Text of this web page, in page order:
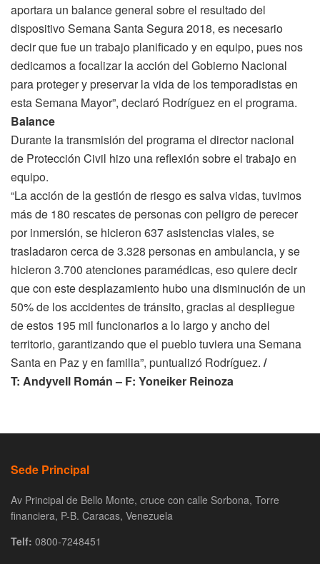
aportara un balance general sobre el resultado del
dispositivo Semana Santa Segura 2018, es necesario
decir que fue un trabajo planificado y en equipo, pues nos
dedicamos a focalizar la acción del Gobierno Nacional
para proteger y preservar la vida de los temporadistas en
esta Semana Mayor”, declaró Rodríguez en el programa.
Balance
Durante la transmisión del programa el director nacional
de Protección Civil hizo una reflexión sobre el trabajo en
equipo.
“La acción de la gestión de riesgo es salva vidas, tuvimos
más de 180 rescates de personas con peligro de perecer
por inmersión, se hicieron 637 asistencias viales, se
trasladaron cerca de 3.328 personas en ambulancia, y se
hicieron 3.700 atenciones paramédicas, eso quiere decir
que con este desplazamiento hubo una disminución de un
50% de los accidentes de tránsito, gracias al despliegue
de estos 195 mil funcionarios a lo largo y ancho del
territorio, garantizando que el pueblo tuviera una Semana
Santa en Paz y en familia”, puntualizó Rodríguez. /
T: Andyvell Román – F: Yoneiker Reinoza
Sede Principal
Av Principal de Bello Monte, cruce con calle Sorbona, Torre
financiera, P-B. Caracas, Venezuela
Telf: 0800-7248451